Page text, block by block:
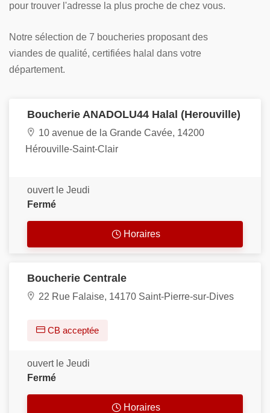
pour trouver l'adresse la plus proche de chez vous.
Notre sélection de 7 boucheries proposant des
viandes de qualité, certifiées halal dans votre
département.
Boucherie ANADOLU44 Halal (Herouville)
10 avenue de la Grande Cavée, 14200
Hérouville-Saint-Clair
ouvert le Jeudi
Fermé
Horaires
Boucherie Centrale
22 Rue Falaise, 14170 Saint-Pierre-sur-Dives
CB acceptée
ouvert le Jeudi
Fermé
Horaires